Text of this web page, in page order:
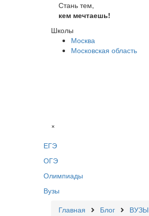
Стань тем,
кем мечтаешь!
Школы
Москва
Московская область
×
ЕГЭ
ОГЭ
Олимпиады
Вузы
Главная
Блог ВУЗЫ